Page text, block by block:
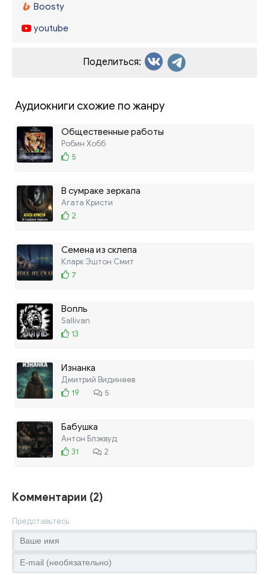
Boosty
youtube
Поделиться:
Аудиокниги схожие по жанру
Общественные работы
Робин Хобб
5
В сумраке зеркала
Агата Кристи
2
Семена из склепа
Кларк Эштон Смит
7
Вопль
Sallivan
13
Изнанка
Дмитрий Видинеев
19
5
Бабушка
Антон Блэквуд
31
2
Комментарии (2)
Представьтесь